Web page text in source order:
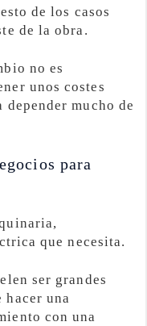
de los casos
de la obra.
no es
unos costes
mucho de
para
que necesita.
ser grandes
hacer una
con una